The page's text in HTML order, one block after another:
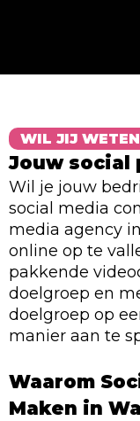
WIL JIJ
Jouw social
Wil je jouw
social media
media agency
online op te
pakkende
doelgroep en
doelgroep op
manier aan te
Waarom
Maken in